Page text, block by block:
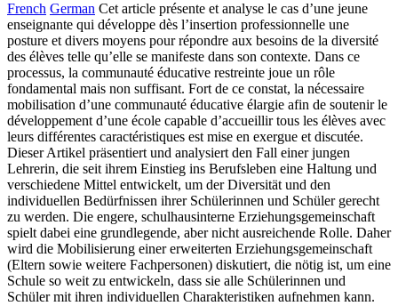
French German Cet article présente et analyse le cas d’une jeune
enseignante qui développe dès l’insertion professionnelle une
posture et divers moyens pour répondre aux besoins de la diversité
des élèves telle qu’elle se manifeste dans son contexte. Dans ce
processus, la communauté éducative restreinte joue un rôle
fondamental mais non suffisant. Fort de ce constat, la nécessaire
mobilisation d’une communauté éducative élargie afin de soutenir le
développement d’une école capable d’accueillir tous les élèves avec
leurs différentes caractéristiques est mise en exergue et discutée.
Dieser Artikel präsentiert und analysiert den Fall einer jungen
Lehrerin, die seit ihrem Einstieg ins Berufsleben eine Haltung und
verschiedene Mittel entwickelt, um der Diversität und den
individuellen Bedürfnissen ihrer Schülerinnen und Schüler gerecht
zu werden. Die engere, schulhausinterne Erziehungsgemeinschaft
spielt dabei eine grundlegende, aber nicht ausreichende Rolle. Daher
wird die Mobilisierung einer erweiterten Erziehungsgemeinschaft
(Eltern sowie weitere Fachpersonen) diskutiert, die nötig ist, um eine
Schule so weit zu entwickeln, dass sie alle Schülerinnen und
Schüler mit ihren individuellen Charakteristiken aufnehmen kann.